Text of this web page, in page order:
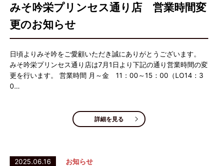
みそ吟栄プリンセス通り店 営業時間変
更のお知らせ
日頃よりみそ吟をご愛顧いただき誠にありがとうございます。
みそ吟栄プリンセス通り店は7月1日より下記の通り営業時間の変
更を行います。 営業時間 月～金 11：00～15：00（LO14：3
0…
詳細を見る
2025.06.16 お知らせ